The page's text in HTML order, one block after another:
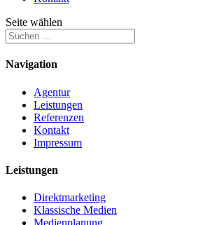
Seite wählen
Navigation
Agentur
Leistungen
Referenzen
Kontakt
Impressum
Leistungen
Direktmarketing
Klassische Medien
Medienplanung